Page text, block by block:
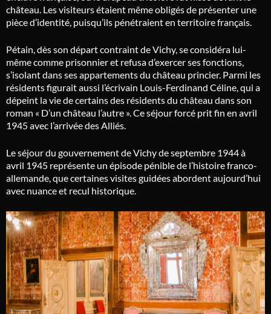
château. Les visiteurs étaient même obligés de présenter une
pièce d’identité, puisqu’ils pénétraient en territoire français.
Pétain, dès son départ contraint de Vichy, se considéra lui-
même comme prisonnier et refusa d’exercer ses fonctions,
s’isolant dans ses appartements du château princier. Parmi les
résidents figurait aussi l’écrivain Louis-Ferdinand Céline, qui a
dépeint la vie de certains des résidents du château dans son
roman « D’un château l’autre ». Ce séjour forcé prit fin en avril
1945 avec l’arrivée des Alliés.
Le séjour du gouvernement de Vichy de septembre 1944 à
avril 1945 représente un épisode pénible de l’histoire franco-
allemande, que certaines visites guidées abordent aujourd’hui
avec nuance et recul historique.